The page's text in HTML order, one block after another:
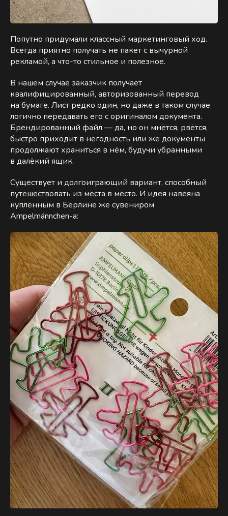
Попутно придумали классный маркетинговый ход.
Всегда приятно получать не пакет с вычурной
рекламой, а что-то стильное и полезное.
В нашем случае заказчик получает
квалифицированный, авторизованный перевод
на бумаге. Лист редко один, но даже в таком случае
логично передавать его с оригиналом документа.
Брендированный файл — да, но он мнётся, рвётся,
быстро приходит в негодность или же документы
продолжают храниться в нём, будучи убранными
в далёкий ящик.
Существует и долгоиграющий вариант, способный
путешествовать из места в место. И идея навеяна
купленным в Берлине же сувениром
Ampelmännchen-а: